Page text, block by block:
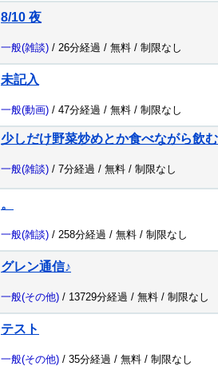
8/10 夜
一般(雑談) / 26分経過 / 無料 / 制限なし
未記入
一般(動画) / 47分経過 / 無料 / 制限なし
少しだけ野菜炒めとか食べながら飲
一般(雑談) / 7分経過 / 無料 / 制限なし
。
一般(雑談) / 258分経過 / 無料 / 制限なし
グレン通信♪
一般(その他) / 13729分経過 / 無料 / 制限なし
テスト
一般(その他) / 35分経過 / 無料 / 制限なし